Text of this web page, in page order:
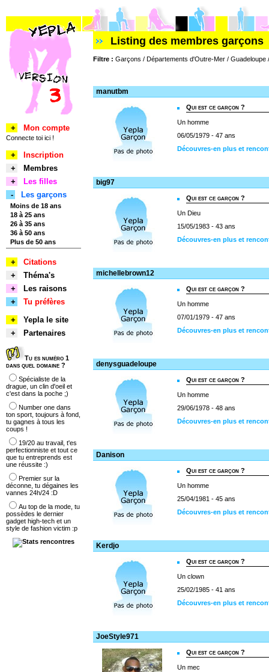
Listing des membres garçons
Filtre : Garçons / Départements d'Outre-Mer / Guadeloupe
manutbm
Qui est ce garçon ?
Un homme
06/05/1979 - 47 ans
Découvres-en plus et
big97
Qui est ce garçon ?
Un Dieu
15/05/1983 - 43 ans
Découvres-en plus et
michellebrown12
Qui est ce garçon ?
Un homme
07/01/1979 - 47 ans
Découvres-en plus et
denysguadeloupe
Qui est ce garçon ?
Un homme
29/06/1978 - 48 ans
Découvres-en plus et
Danison
Qui est ce garçon ?
Un homme
25/04/1981 - 45 ans
Découvres-en plus et
Kerdjo
Qui est ce garçon ?
Un clown
25/02/1985 - 41 ans
Découvres-en plus et
JoeStyle971
Qui est ce garçon ?
Un mec
+ Mon compte
Connecte toi ici !
+
Inscription
+
Membres
+
Les filles
-
Les garçons
Moins de 18 ans
18 à 25 ans
26 à 35 ans
36 à 50 ans
Plus de 50 ans
+
Citations
+
Théma's
+
Les raisons
+
Tu préfères
+
Yepla le site
+
Partenaires
Tu es numéro 1
dans quel domaine ?
Spécialiste de la
drague, un clin d'oeil et
c'est dans la poche ;)
Number one dans
ton sport, toujours à fond,
tu gagnes à tous les
coups !
19/20 au travail, t'es
perfectionniste et tout ce
que tu entreprends est
une réussite :)
Premier sur la
déconne, tu dégaines les
vannes 24h/24 :D
Au top de la mode, tu
possèdes le dernier
gadget high-tech et un
style de fashion victim :p